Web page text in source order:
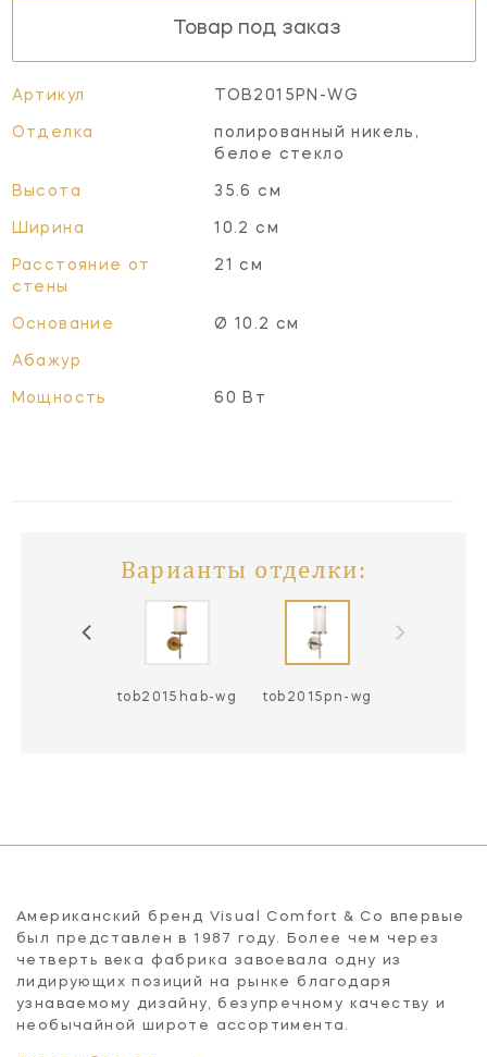
Товар под заказ
Артикул TOB2015PN-WG
Отделка
полированный никель,
белое стекло
Высота 35.6 см
Ширина 10.2 см
Расстояние от
стены
21 см
Основание Ø 10.2 см
Абажур
Мощность 60 Вт
Варианты отделки:
tob2015hab-wg tob2015pn-wg
Американский бренд Visual Comfort & Co впервые
был представлен в 1987 году. Более чем через
четверть века фабрика завоевала одну из
лидирующих позиций на рынке благодаря
узнаваемому дизайну, безупречному качеству и
необычайной широте ассортимента.